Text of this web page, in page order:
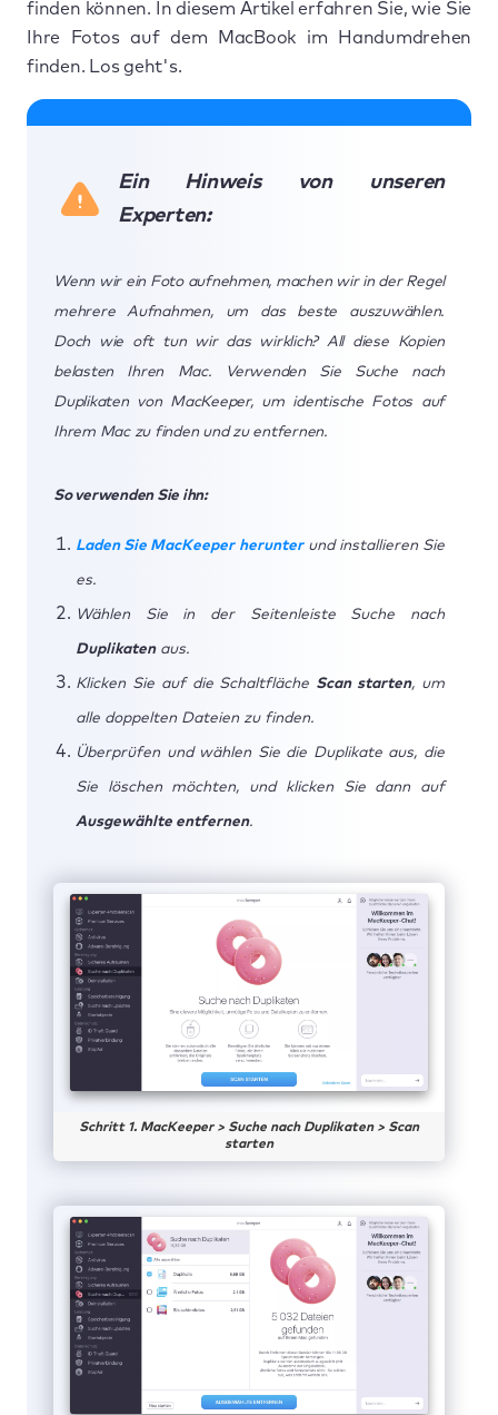
finden können. In diesem Artikel erfahren Sie, wie Sie
Ihre Fotos auf dem MacBook im Handumdrehen
finden. Los geht's.
Ein Hinweis von unseren
Experten:
Wenn wir ein Foto aufnehmen, machen wir in der Regel
mehrere Aufnahmen, um das beste auszuwählen.
Doch wie oft tun wir das wirklich? All diese Kopien
belasten Ihren Mac. Verwenden Sie Suche nach
Duplikaten von MacKeeper, um identische Fotos auf
Ihrem Mac zu finden und zu entfernen.
So verwenden Sie ihn:
Laden Sie MacKeeper herunterund installieren Sie
es.
Wählen Sie in der Seitenleiste Suche nach
Duplikatenaus.
Klicken Sie auf die Schaltfläche Scan starten, um
alle doppelten Dateien zu finden.
Überprüfen und wählen Sie die Duplikate aus, die
Sie löschen möchten, und klicken Sie dann auf
Ausgewählte entfernen.
Schritt 1. MacKeeper > Suche nach Duplikaten > Scan
starten